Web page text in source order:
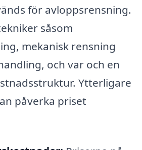
för avloppsrensning.
såsom
mekanisk rensning
och var och en
Ytterligare
påverka priset